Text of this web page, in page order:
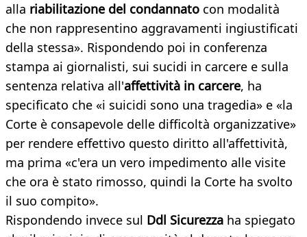
alla riabilitazione del condannato con modalità
che non rappresentino aggravamenti ingiustificati
della stessa». Rispondendo poi in conferenza
stampa ai giornalisti, sui sucidi in carcere e sulla
sentenza relativa all'affettività in carcere, ha
specificato che «i suicidi sono una tragedia» e «la
Corte è consapevole delle difficoltà organizzative»
per rendere effettivo questo diritto all'affettività,
ma prima «c'era un vero impedimento alle visite
che ora è stato rimosso, quindi la Corte ha svolto
il suo compito».
Rispondendo invece sul Ddl Sicurezza ha spiegato